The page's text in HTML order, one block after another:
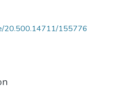
20.500.14711/155776